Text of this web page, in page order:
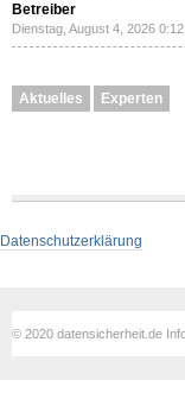
Betreiber
Dienstag, August 4, 2026
Aktuelles Experten
Datenschutzerklärung
© 2020 datensicherheit.de